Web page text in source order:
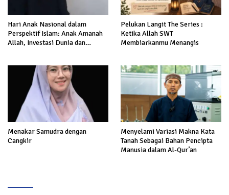
Hari Anak Nasional dalam
Perspektif Islam: Anak Amanah
Allah, Investasi Dunia dan
Pelukan Langit The Series :
Ketika Allah SWT
Membiarkanmu Menangis
Menakar Samudra dengan
Cangkir
Menyelami Variasi Makna Kata
Tanah Sebagai Bahan Pencipta
Manusia dalam Al-Qur’an